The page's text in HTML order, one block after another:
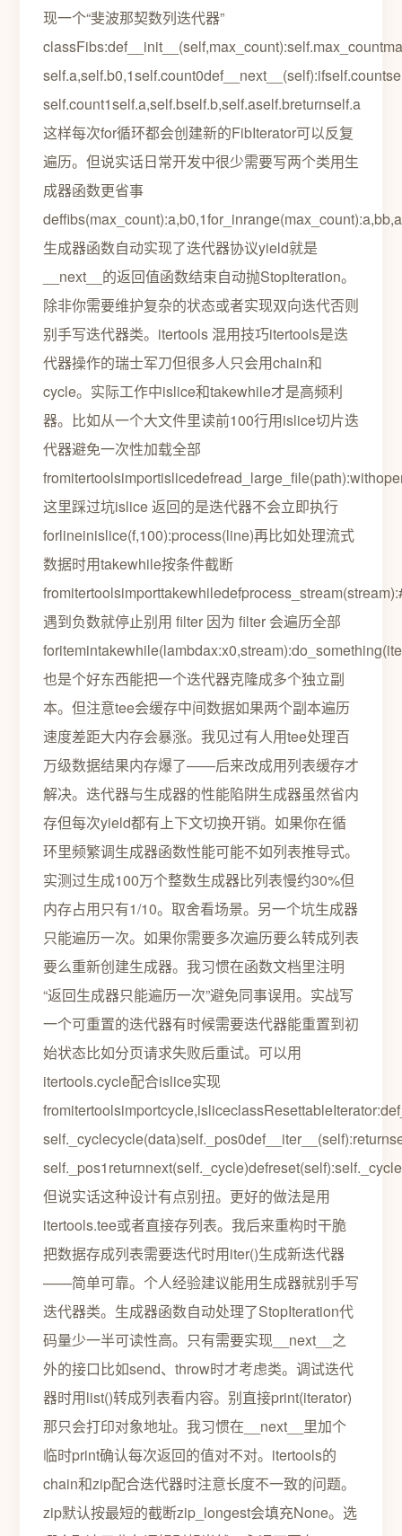
现一个“斐波那契数列迭代器”
self.count1self.a,self.bself.b,self.aself.breturnself.a
这样每次for循环都会创建新的FibIterator可以反复
遍历。但说实话日常开发中很少需要写两个类用生
成器函数更省事
生成器函数自动实现了迭代器协议yield就是
__next__的返回值函数结束自动抛StopIteration。
除非你需要维护复杂的状态或者实现双向迭代否则
别手写迭代器类。itertools 混用技巧itertools是迭
代器操作的瑞士军刀但很多人只会用chain和
cycle。实际工作中islice和takewhile才是高频利
器。比如从一个大文件里读前100行用islice切片迭
代器避免一次性加载全部
这里踩过坑islice 返回的是迭代器不会立即执行
forlineinislice(f,100):process(line)再比如处理流式
数据时用takewhile按条件截断
遇到负数就停止别用 filter 因为 filter 会遍历全部
也是个好东西能把一个迭代器克隆成多个独立副
本。但注意tee会缓存中间数据如果两个副本遍历
速度差距大内存会暴涨。我见过有人用tee处理百
万级数据结果内存爆了——后来改成用列表缓存才
解决。迭代器与生成器的性能陷阱生成器虽然省内
存但每次yield都有上下文切换开销。如果你在循
环里频繁调生成器函数性能可能不如列表推导式。
实测过生成100万个整数生成器比列表慢约30%但
内存占用只有1/10。取舍看场景。另一个坑生成器
只能遍历一次。如果你需要多次遍历要么转成列表
要么重新创建生成器。我习惯在函数文档里注明
“返回生成器只能遍历一次”避免同事误用。实战写
一个可重置的迭代器有时候需要迭代器能重置到初
始状态比如分页请求失败后重试。可以用
itertools.cycle配合islice实现
但说实话这种设计有点别扭。更好的做法是用
itertools.tee或者直接存列表。我后来重构时干脆
把数据存成列表需要迭代时用iter()生成新迭代器
——简单可靠。个人经验建议能用生成器就别手写
迭代器类。生成器函数自动处理了StopIteration代
码量少一半可读性高。只有需要实现__next__之
外的接口比如send、throw时才考虑类。调试迭代
器时用list()转成列表看内容。别直接print(iterator)
那只会打印对象地址。我习惯在__next__里加个
临时print确认每次返回的值对不对。itertools的
chain和zip配合迭代器时注意长度不一致的问题。
zip默认按最短的截断zip_longest会填充None。选